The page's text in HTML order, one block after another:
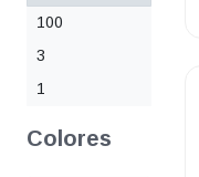
100
3
1
Colores